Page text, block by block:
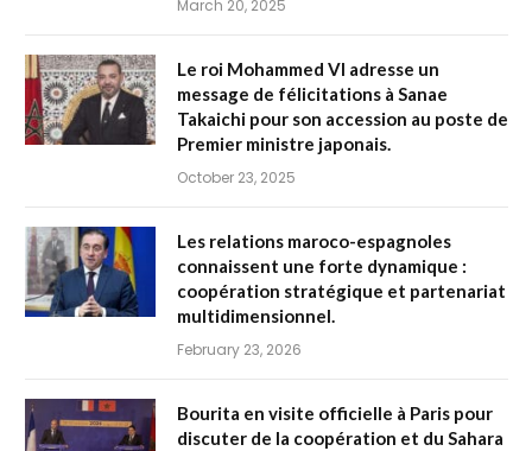
March 20, 2025
Le roi Mohammed VI adresse un
message de félicitations à Sanae
Takaichi pour son accession au poste de
Premier ministre japonais.
October 23, 2025
Les relations maroco-espagnoles
connaissent une forte dynamique :
coopération stratégique et partenariat
multidimensionnel.
February 23, 2026
Bourita en visite officielle à Paris pour
discuter de la coopération et du Sahara